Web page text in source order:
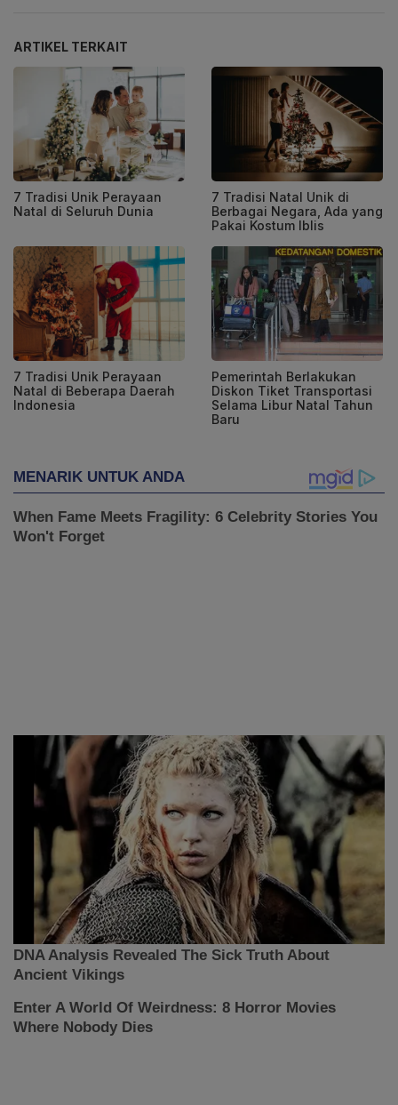
ARTIKEL TERKAIT
7 Tradisi Unik Perayaan
Natal di Seluruh Dunia
7 Tradisi Natal Unik di
Berbagai Negara, Ada yang
Pakai Kostum Iblis
7 Tradisi Unik Perayaan
Natal di Beberapa Daerah
Indonesia
Pemerintah Berlakukan
Diskon Tiket Transportasi
Selama Libur Natal Tahun
Baru